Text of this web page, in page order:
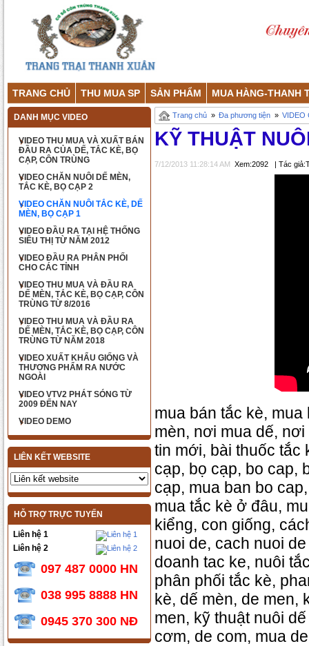
TRANG CHỦ THU MUA SP SẢN PHẨM MUA HÀNG-THANH
DANH MỤC VIDEO
VIDEO THU MUA VÀ XUẤT BÁN
ĐẦU RA CỦA DẾ, TẮC KÈ, BỌ
CẠP, CÔN TRÙNG
VIDEO CHĂN NUÔI DẾ MÈN,
TẮC KÈ, BỌ CẠP 2
VIDEO CHĂN NUÔI TẮC KÈ, DẾ
MÈN, BỌ CẠP 1
VIDEO ĐẦU RA TẠI HỆ THỐNG
SIÊU THỊ TỪ NĂM 2012
VIDEO ĐẦU RA PHÂN PHỐI
CHO CÁC TỈNH
VIDEO THU MUA VÀ ĐẦU RA
DẾ MÈN, TẮC KÈ, BỌ CẠP, CÔN
TRÙNG TỪ 8/2016
VIDEO THU MUA VÀ ĐẦU RA
DẾ MÈN, TẮC KÈ, BỌ CẠP, CÔN
TRÙNG TỪ NĂM 2018
VIDEO XUẤT KHẨU GIỐNG VÀ
THƯƠNG PHẨM RA NƯỚC
NGOÀI
VIDEO VTV2 PHÁT SÓNG TỪ
2009 ĐẾN NAY
VIDEO DEMO
LIÊN KẾT WEBSITE
HỖ TRỢ TRỰC TUYẾN
Liên hệ 1
Liên hệ 2
097 487 0000 HN
038 995 8888 HN
0945 370 300 NĐ
Trang chủ » Đa phương tiện » VIDEO
KỸ THUẬT
7/12/2013 11:28:14 AM Xem:2092 | Tác
mua bán tắc kè,
mèn, nơi mua dế,
tin mới, bài thuốc tắc
cạp, bọ cạp, bo cap,
cạp, mua ban bo
mua tắc kè ở đâu,
kiểng, con giống,
nuoi de, cach nuoi
doanh tac ke, nuôi
phân phối tắc kè,
kè, dế mèn, de men,
men, kỹ thuật nuôi
cơm, de com, mua